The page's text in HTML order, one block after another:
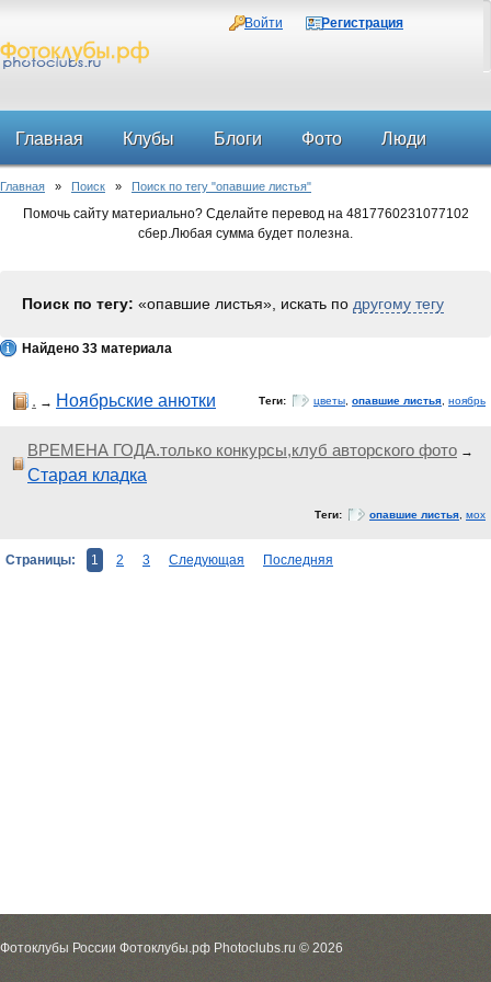
Войти Регистрация
Главная Клубы Блоги Фото Люди
Форум
Главная » Поиск » Поиск по тегу "опавшие листья"
Помочь сайту материально? Сделайте перевод на 4817760231077102
сбер.Любая сумма будет полезна.
Поиск по тегу: «опавшие листья», искать по другому тегу
Найдено 33 материала
. → Ноябрьские анютки Теги: цветы опавшие листья ноябрь
ВРЕМЕНА ГОДА.только конкурсы,клуб авторского фото →
Старая кладка
Теги: опавшие листья мох
Страницы: 1 2 3 Следующая Последняя
Фотоклубы России Фотоклубы.рф Photoclubs.ru © 2026